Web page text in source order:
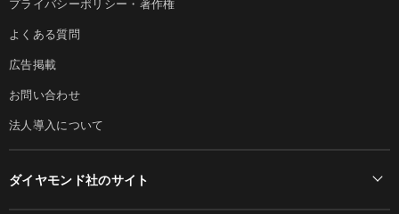
よくある質問
広告掲載
お問い合わせ
法人導入について
ダイヤモンド社のサイト